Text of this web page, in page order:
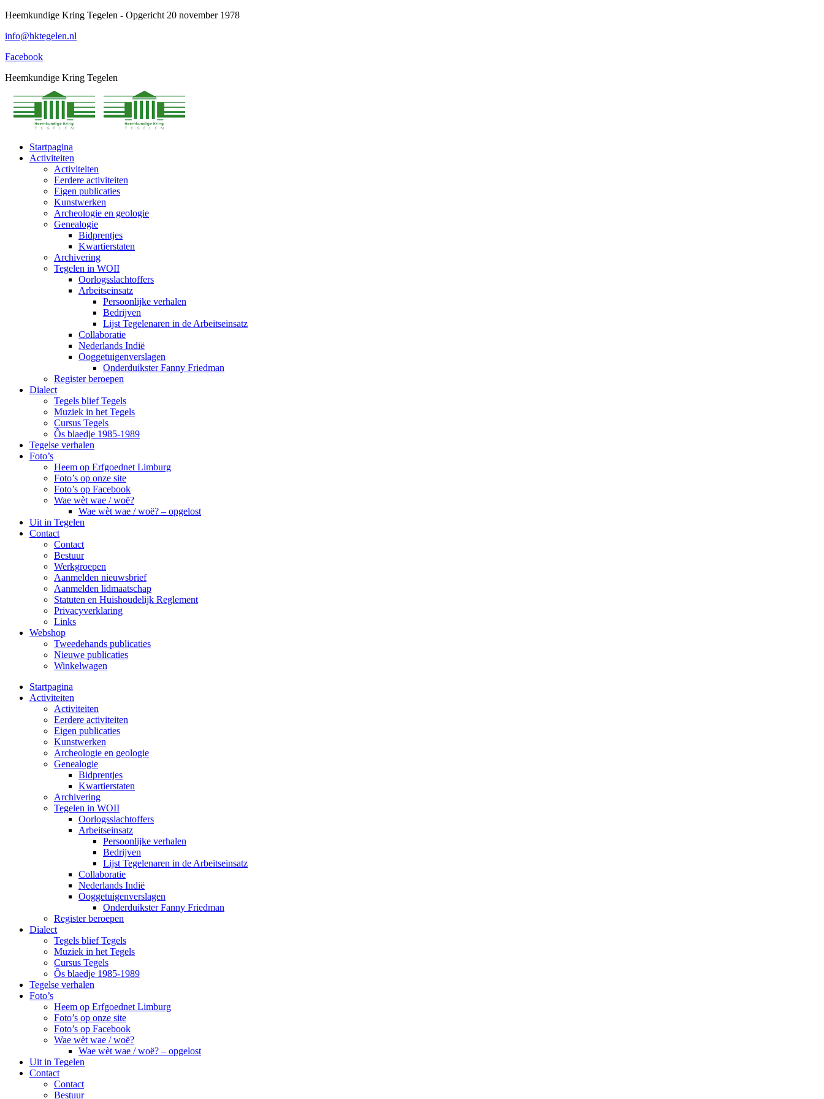
Spring
content
Heemkundige Kring Tegelen - Opgericht 20 november 1978
info@hktegelen.nl
Facebook
Heemkundige Kring Tegelen
Startpagina
Activiteiten
Activiteiten
Eerdere activiteiten
Eigen publicaties
Kunstwerken
Archeologie en geologie
Genealogie
Bidprentjes
Kwartierstaten
Archivering
Tegelen in WOII
Oorlogsslachtoffers
Arbeitseinsatz
Persoonlijke verhalen
Bedrijven
Lijst Tegelenaren in de Arbeitseinsatz
Collaboratie
Nederlands Indië
Ooggetuigenverslagen
Onderduikster Fanny Friedman
Register beroepen
Dialect
Tegels blief Tegels
Muziek in het Tegels
Cursus Tegels
Ôs blaedje 1985-1989
Tegelse verhalen
Foto’s
Heem op Erfgoednet Limburg
Foto’s op onze site
Foto’s op Facebook
Wae wèt wae / woë?
Wae wèt wae / woë? – opgelost
Uit in Tegelen
Contact
Contact
Bestuur
Werkgroepen
Aanmelden nieuwsbrief
Aanmelden lidmaatschap
Statuten en Huishoudelijk Reglement
Privacyverklaring
Links
Webshop
Tweedehands publicaties
Nieuwe publicaties
Winkelwagen
Startpagina
Activiteiten
Activiteiten
Eerdere activiteiten
Eigen publicaties
Kunstwerken
Archeologie en geologie
Genealogie
Bidprentjes
Kwartierstaten
Archivering
Tegelen in WOII
Oorlogsslachtoffers
Arbeitseinsatz
Persoonlijke verhalen
Bedrijven
Lijst Tegelenaren in de Arbeitseinsatz
Collaboratie
Nederlands Indië
Ooggetuigenverslagen
Onderduikster Fanny Friedman
Register beroepen
Dialect
Tegels blief Tegels
Muziek in het Tegels
Cursus Tegels
Ôs blaedje 1985-1989
Tegelse verhalen
Foto’s
Heem op Erfgoednet Limburg
Foto’s op onze site
Foto’s op Facebook
Wae wèt wae / woë?
Wae wèt wae / woë? – opgelost
Uit in Tegelen
Contact
Contact
Bestuur